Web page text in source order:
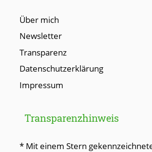
Über mich
Newsletter
Transparenz
Datenschutzerklärung
Impressum
Transparenzhinweis
* Mit einem Stern